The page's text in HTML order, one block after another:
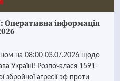
Оперативна інформація
на 08:00 03.07.2026 щодо
Україні! Розпочалася 1591-
агресії рф проти